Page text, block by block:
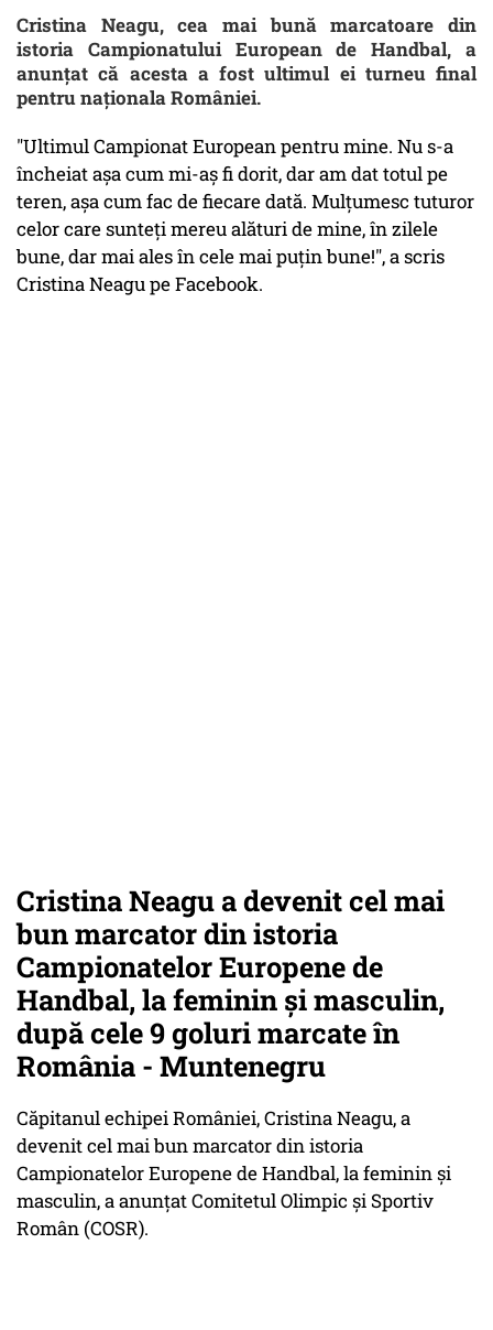
Cristina Neagu, cea mai bună marcatoare din
istoria Campionatului European de Handbal, a
anunţat că acesta a fost ultimul ei turneu final
pentru naţionala României.
"Ultimul Campionat European pentru mine. Nu s-a
încheiat așa cum mi-aș fi dorit, dar am dat totul pe
teren, așa cum fac de fiecare dată. Mulțumesc tuturor
celor care sunteți mereu alături de mine, în zilele
bune, dar mai ales în cele mai puțin bune!", a scris
Cristina Neagu pe Facebook.
Cristina Neagu a devenit cel mai
bun marcator din istoria
Campionatelor Europene de
Handbal, la feminin și masculin,
după cele 9 goluri marcate în
România - Muntenegru
Căpitanul echipei României, Cristina Neagu, a
devenit cel mai bun marcator din istoria
Campionatelor Europene de Handbal, la feminin și
masculin, a anunțat Comitetul Olimpic și Sportiv
Român (COSR).